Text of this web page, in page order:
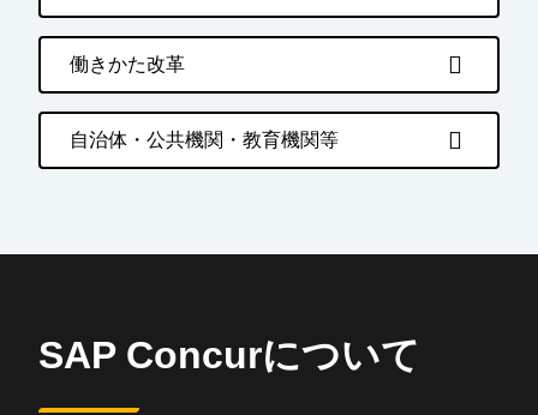
働きかた改革
自治体・公共機関・教育機関等
SAP Concurについて